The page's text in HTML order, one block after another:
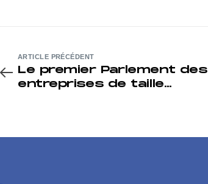
ARTICLE PRÉCÉDENT
Le premier Parlement des
entreprises de taille